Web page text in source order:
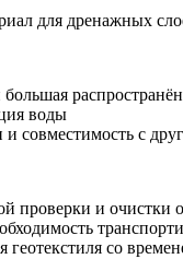
для дренажных
воды
и совместимость с
проверки и очистки
геотекстиля со